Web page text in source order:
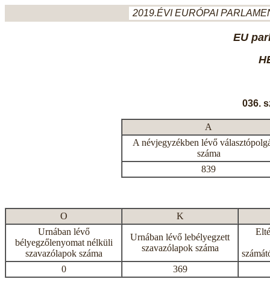
2019.ÉVI EURÓPAI
EU
036.
A
A névjegyzékben lévő
száma
839
O
K
Urnában lévő
bélyegzőlenyomat nélküli
szavazólapok száma
Urnában lévő lebélyegzett
szavazólapok száma
0
369